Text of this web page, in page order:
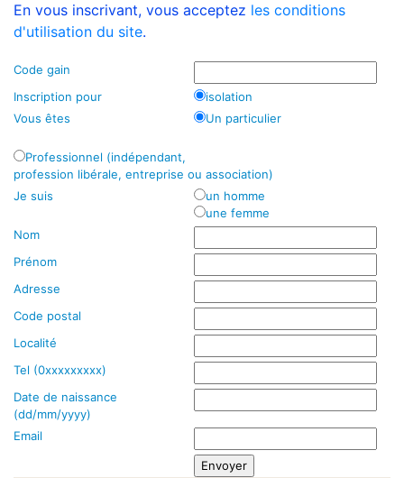
En vous inscrivant, vous acceptez les conditions
d'utilisation du site.
Code gain
Inscription pour
isolation
Vous êtes
Un particulier
Professionnel (indépendant,
profession libérale, entreprise ou association)
Je suis
un homme
une femme
Nom
Prénom
Adresse
Code postal
Localité
Tel (0xxxxxxxxx)
Date de naissance
(dd/mm/yyyy)
Email